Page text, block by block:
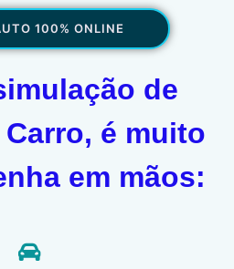
100% ONLINE
de
é muito
em mãos: